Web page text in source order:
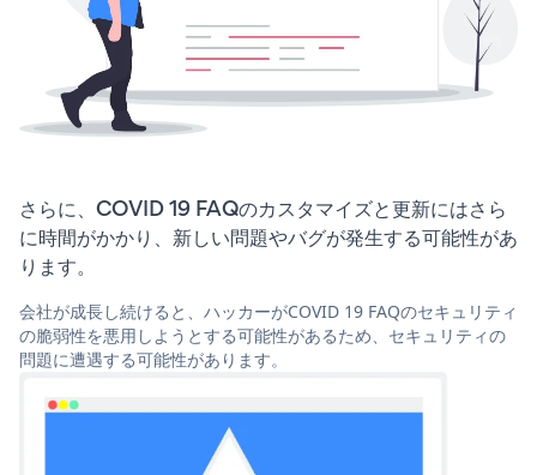
さらに、COVID 19 FAQのカスタマイズと更新にはさら
に時間がかかり、新しい問題やバグが発生する可能性があ
ります。
会社が成長し続けると、ハッカーがCOVID 19 FAQのセキュリティ
の脆弱性を悪用しようとする可能性があるため、セキュリティの
問題に遭遇する可能性があります。